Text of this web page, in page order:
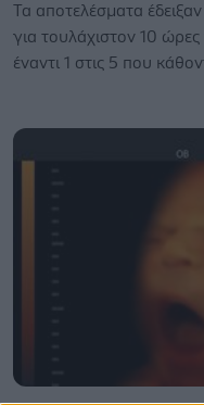
Τα αποτελέσματα
για τουλάχιστον 10
έναντι 1 στις 5 που